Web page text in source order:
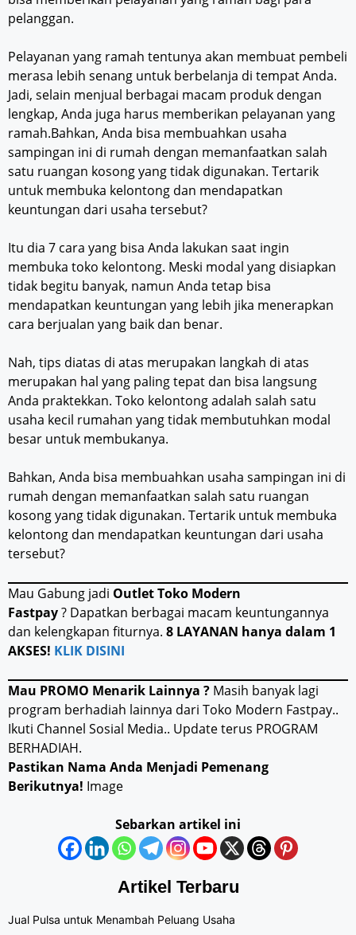
pelanggan.
Pelayanan yang ramah tentunya akan membuat pembeli
merasa lebih senang untuk berbelanja di tempat Anda.
Jadi, selain menjual berbagai macam produk dengan
lengkap, Anda juga harus memberikan pelayanan yang
ramah.Bahkan, Anda bisa membuahkan usaha
sampingan ini di rumah dengan memanfaatkan salah
satu ruangan kosong yang tidak digunakan. Tertarik
untuk membuka kelontong dan mendapatkan
keuntungan dari usaha tersebut?
Itu dia 7 cara yang bisa Anda lakukan saat ingin
membuka toko kelontong. Meski modal yang disiapkan
tidak begitu banyak, namun Anda tetap bisa
mendapatkan keuntungan yang lebih jika menerapkan
cara berjualan yang baik dan benar.
Nah, tips diatas di atas merupakan langkah di atas
merupakan hal yang paling tepat dan bisa langsung
Anda praktekkan. Toko kelontong adalah salah satu
usaha kecil rumahan yang tidak membutuhkan modal
besar untuk membukanya.
Bahkan, Anda bisa membuahkan usaha sampingan ini di
rumah dengan memanfaatkan salah satu ruangan
kosong yang tidak digunakan. Tertarik untuk membuka
kelontong dan mendapatkan keuntungan dari usaha
tersebut?
Mau Gabung jadi Outlet Toko Modern
Fastpay? Dapatkan berbagai macam keuntungannya
dan kelengkapan fiturnya. 8 LAYANAN hanya dalam 1
AKSES! KLIK DISINI
Mau PROMO Menarik Lainnya ? Masih banyak lagi
program berhadiah lainnya dari Toko Modern Fastpay..
Ikuti Channel Sosial Media.. Update terus PROGRAM
BERHADIAH.
Pastikan Nama Anda Menjadi Pemenang
Berikutnya! Image
Sebarkan artikel ini
Artikel Terbaru
Jual Pulsa untuk Menambah Peluang Usaha